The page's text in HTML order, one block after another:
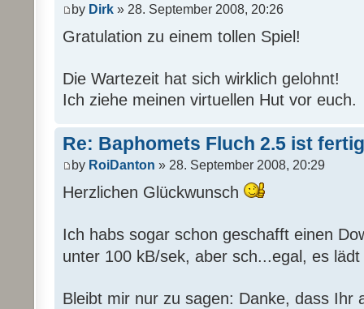
by Dirk » 28. September 2008, 20:26
Gratulation zu einem tollen Spiel!
Die Wartezeit hat sich wirklich gelohnt!
Ich ziehe meinen virtuellen Hut vor euch.
Re: Baphomets Fluch 2.5 ist fertig
by RoiDanton » 28. September 2008, 20:29
Herzlichen Glückwunsch
Ich habs sogar schon geschafft einen
unter 100 kB/sek, aber sch...egal, es lädt
Bleibt mir nur zu sagen: Danke, dass Ihr